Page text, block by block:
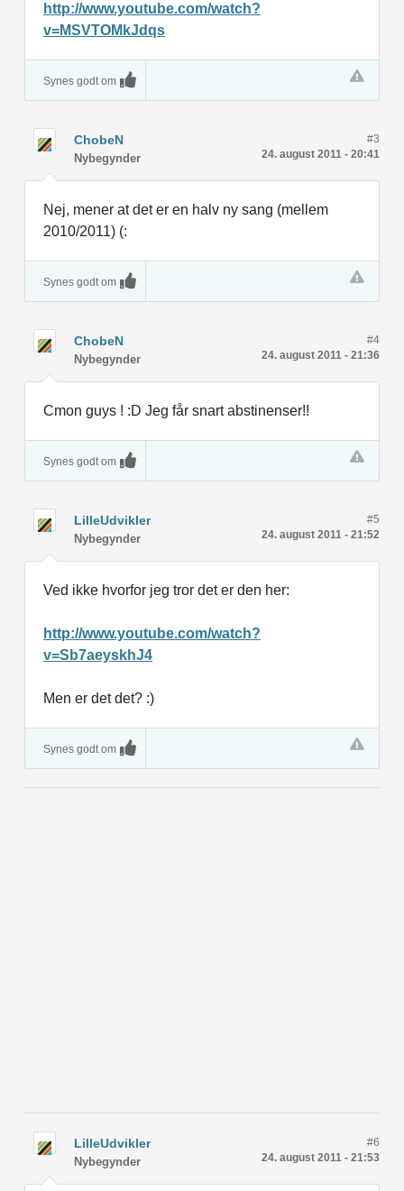
http://www.youtube.com/watch?
v=MSVTOMkJdqs
Synes godt om
ChobeN
Nybegynder 24. august 2011 - 20:41
#3
Nej, mener at det er en halv ny sang (mellem
2010/2011) (:
Synes godt om
ChobeN
Nybegynder 24. august 2011 - 21:36
#4
Cmon guys ! :D Jeg får snart abstinenser!!
Synes godt om
LilleUdvikler
Nybegynder 24. august 2011 - 21:52
#5
Ved ikke hvorfor jeg tror det er den her:
http://www.youtube.com/watch?
v=Sb7aeyskhJ4
Men er det det? :)
Synes godt om
LilleUdvikler
Nybegynder 24. august 2011 - 21:53
#6